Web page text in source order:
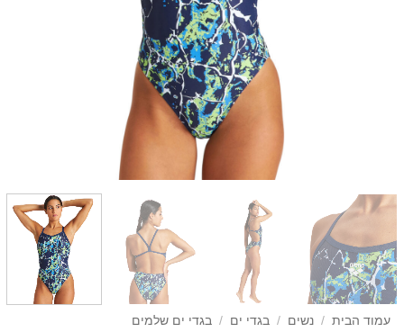
עמוד הבית / נשים / בגדי ים / בגדי ים שלמים